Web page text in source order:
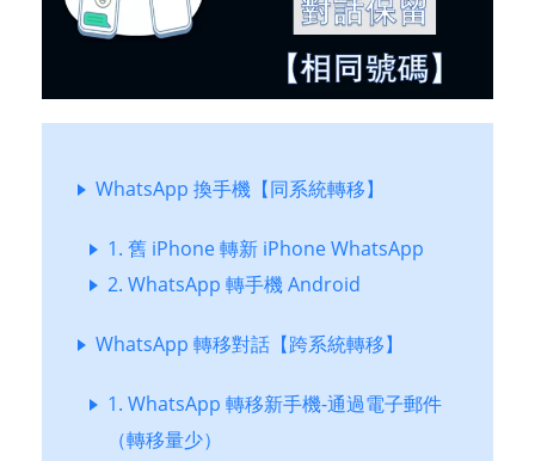
WhatsApp 換手機【同系統轉移】
1. 舊 iPhone 轉新 iPhone WhatsApp
2. WhatsApp 轉手機 Android
WhatsApp 轉移對話【跨系統轉移】
1. WhatsApp 轉移新手機-通過電子郵件
（轉移量少）